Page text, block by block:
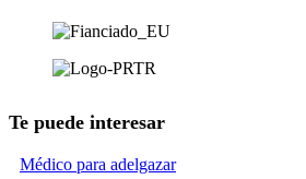
Te puede interesar
Médico para adelgazar